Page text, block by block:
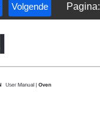
Volgende Pagina: